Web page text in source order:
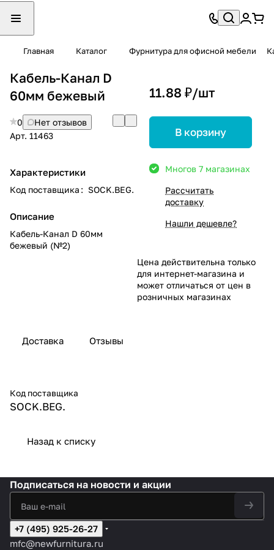
Главная Каталог Фурнитура для офисной мебели
Кабель-Канал D
60мм бежевый
0
Нет отзывов
Арт. 11463
Характеристики
Код поставщика : SOCK.BEG.
Описание
Кабель-Канал D 60мм
бежевый (№2)
11.88 ₽/шт
В корзину
Многов 7 магазинах
Рассчитать
доставку
Нашли дешевле?
Цена действительна только
для интернет-магазина и
может отличаться от цен в
розничных магазинах
Доставка Отзывы
Код поставщика
SOCK.BEG.
Назад к списку
Подписаться на новости и акции
+7 (495) 925-26-27
mfc@newfurnitura.ru